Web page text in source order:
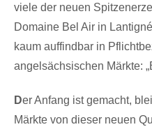
viele der neuen
Domaine Bel Air in
kaum auffindbar in
angelsächsischen Märkte:
Der Anfang ist gemacht,
Märkte von dieser neuen